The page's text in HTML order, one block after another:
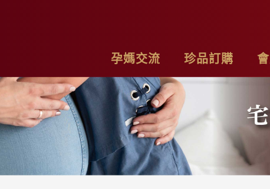
孕媽交流
最新消息
專欄作家
影片分享
珍品訂購
】玫瑰夏日亮麗計畫
DIY】坐月子料理食材套組
】東方草本茶系列